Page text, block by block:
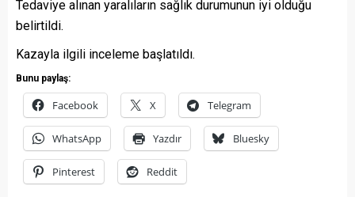
Tedaviye alınan yaralıların sağlık durumunun iyi olduğu
belirtildi.
Kazayla ilgili inceleme başlatıldı.
Bunu paylaş:
Facebook X Telegram
WhatsApp Yazdır Bluesky
Pinterest Reddit